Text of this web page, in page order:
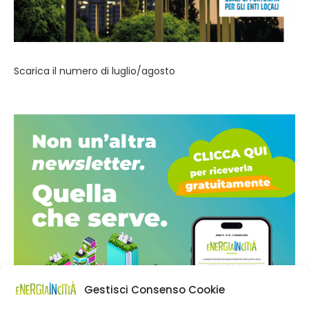
Gestisci Consenso Cookie
Scarica il numero di luglio/agosto